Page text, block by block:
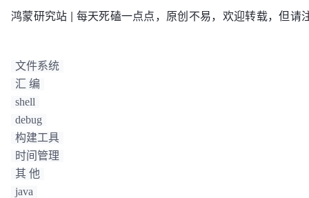
鸿蒙研究站 | 每天死磕一点点，原创不易，欢迎转载，但请
文件系统
汇 编
shell
debug
构建工具
时间管理
其 他
java